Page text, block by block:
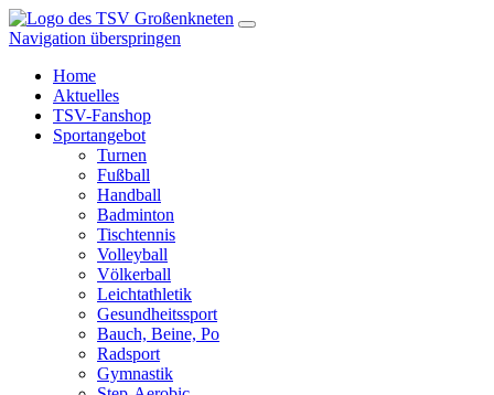
Navigation überspringen
Home
Aktuelles
TSV-Fanshop
Sportangebot
Turnen
Fußball
Handball
Badminton
Tischtennis
Volleyball
Völkerball
Leichtathletik
Gesundheitssport
Bauch, Beine, Po
Radsport
Gymnastik